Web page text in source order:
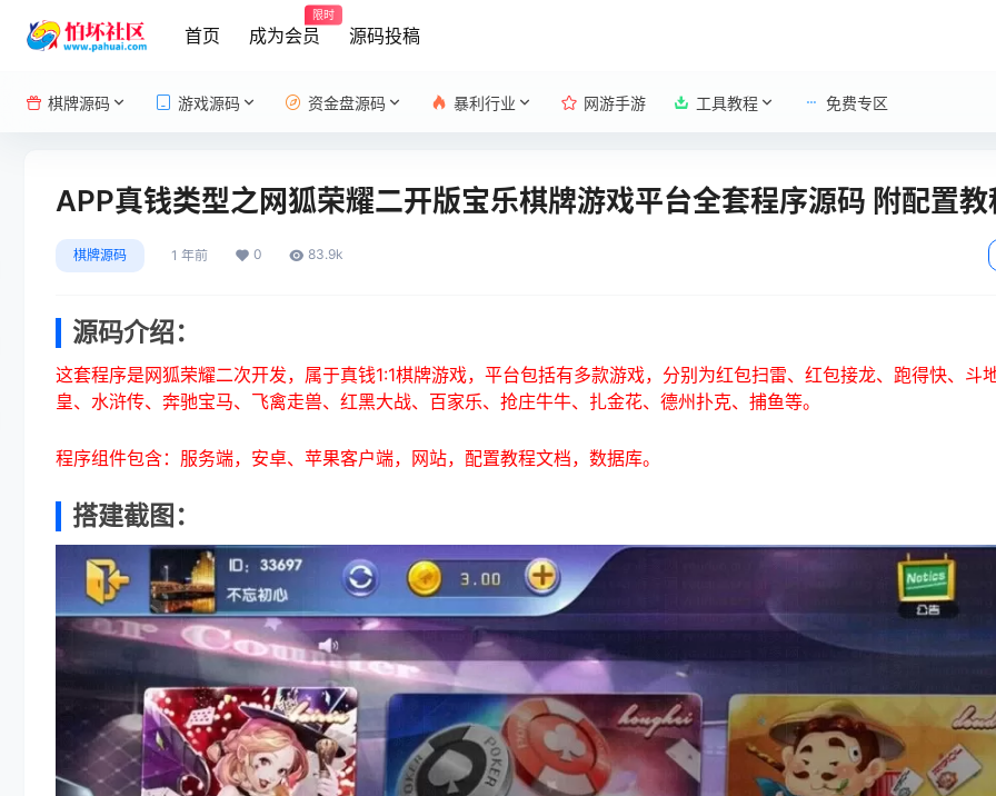
首页 成为会员
限时
源码投稿
棋牌源码 游戏源码 资金盘源码 暴利行业 网游手游 工具教程 免费专区
APP真钱类型之网狐荣耀二开版宝乐棋牌游戏平台全套程序源码 附配置
棋牌源码 1 年前 0 83.9k
源码介绍：
这套程序是网狐荣耀二次开发，属于真钱1:1棋牌游戏，平台包括有多款游戏，分别为红包扫雷、红包接龙、跑得快、斗
皇、水浒传、奔驰宝马、飞禽走兽、红黑大战、百家乐、抢庄牛牛、扎金花、德州扑克、捕鱼等。
程序组件包含：服务端，安卓、苹果客户端，网站，配置教程文档，数据库。
搭建截图：